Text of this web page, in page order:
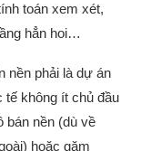
toán xem xét,
hẳn hoi…
nền phải là dự án
không ít chủ đầu
bán nền (dù về
hoặc găm